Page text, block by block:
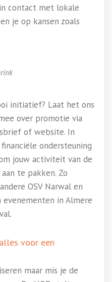
contact met lokale
je op kansen zoals
initiatief? Laat het ons
over promotie via
of website. In
ondersteuning
jouw activiteit van de
te pakken. Zo
OSV Narwal en
evenementen in Almere
voor een
maar mis je de